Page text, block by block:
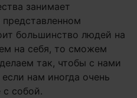
занимает
большинство людей на
на себя, то сможем
так, чтобы с нами
нам иногда очень
с собой.